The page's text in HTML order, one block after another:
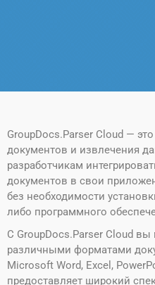
GroupDocs.Parser Cloud —
документов и извлечения
разработчикам
документов в свои
без необходимости
либо программного
С GroupDocs.Parser Cloud вы
различными форматами
Microsoft Word, Excel,
предоставляет широкий